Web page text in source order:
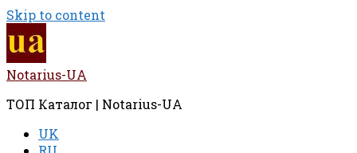
Skip to content
Notarius-UA
ТОП Каталог | Notarius-UA
UK